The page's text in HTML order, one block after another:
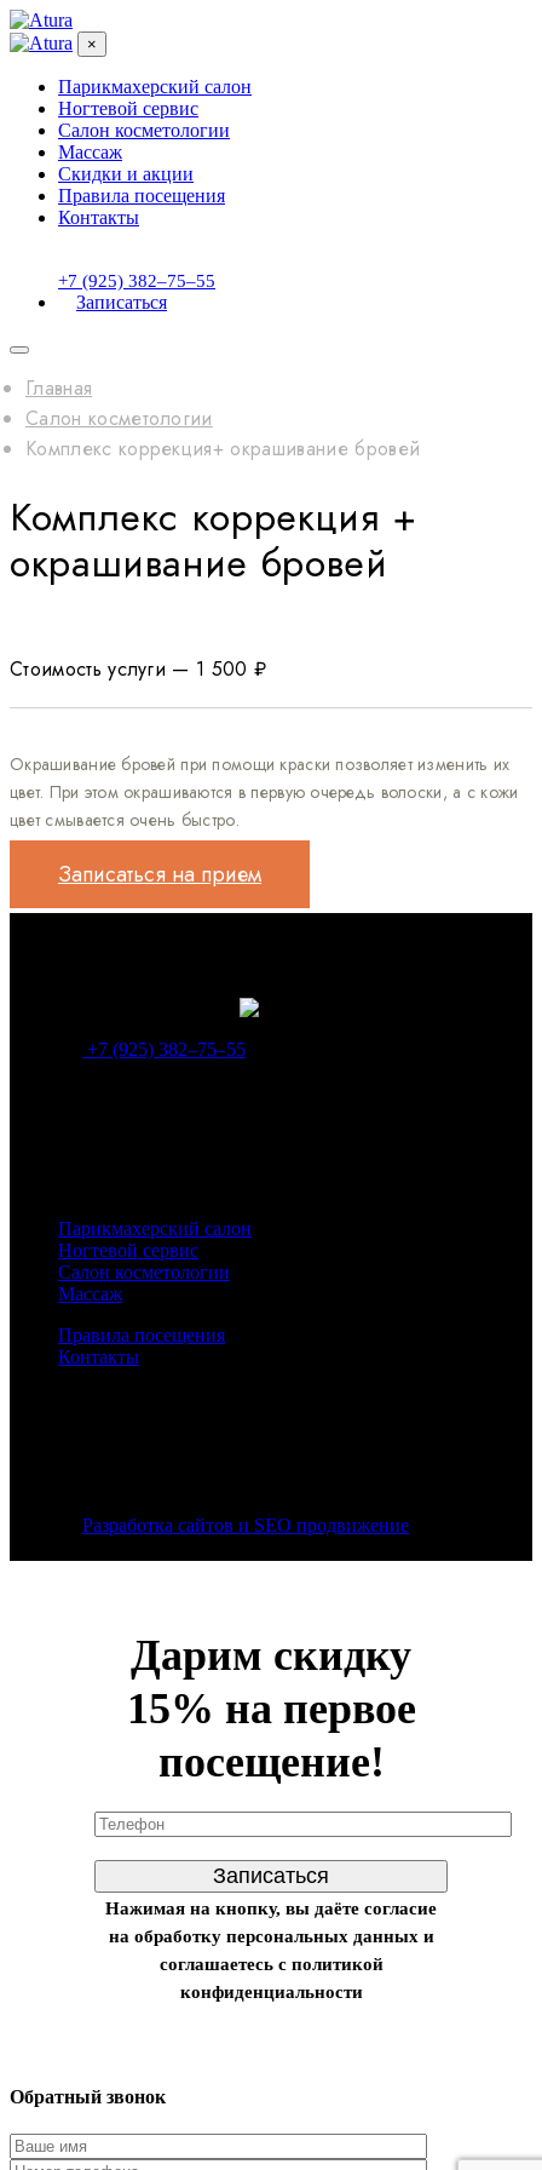
×
Парикмахерский салон
Ногтевой сервис
Салон косметологии
Массаж
Скидки и акции
Правила посещения
Контакты
+7 (925) 382‒75‒55
Записаться
Главная
Салон косметологии
Комплекс коррекция+ окрашивание бровей
Комплекс коррекция +
окрашивание бровей
Стоимость услуги — 1 500 ₽
Окрашивание бровей при помощи краски позволяет изменить их
цвет. При этом окрашиваются в первую очередь волоски, а с кожи
цвет смывается очень быстро.
Записаться на прием
+7 (925) 382‒75‒55
Парикмахерский салон
Ногтевой сервис
Салон косметологии
Массаж
Правила посещения
Контакты
Разработка сайтов и SEO продвижение
Дарим скидку
15% на первое
посещение!
Нажимая на кнопку, вы даёте согласие
на обработку персональных данных и
соглашаетесь с политикой
конфиденциальности
Обратный звонок